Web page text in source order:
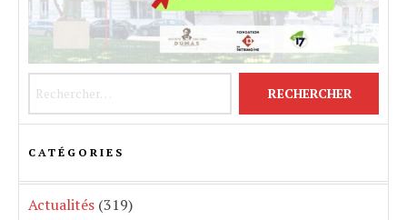
CATÉGORIES
Actualités (319)